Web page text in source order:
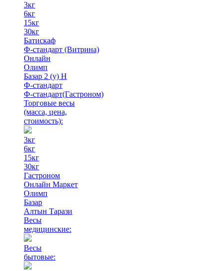
3кг
6кг
15кг
30кг
Батискаф
Ф-стандарт (Витрина)
Онлайн
Олимп
Базар 2 (у) Н
Ф-стандарт
Ф-стандарт(Гастроном)
Торговые весы
(масса, цена,
стоимость):
3кг
6кг
15кг
30кг
Гастроном
Онлайн Маркет
Олимп
Базар
Алтын Тарази
Весы
медицинские:
Весы
бытовые: